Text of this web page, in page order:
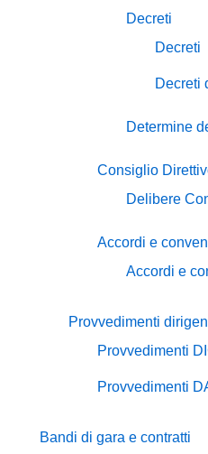
Decreti
Decreti
Decreti
Determine
Consiglio
Delibere
Accordi e
Accordi e
Provvedimenti
Provvedimenti
Provvedimenti
Bandi di gara e contratti